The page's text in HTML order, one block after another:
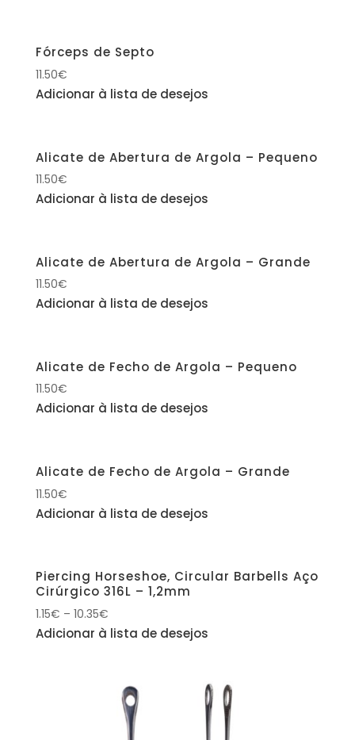
Fórceps de Septo
11.50€
Adicionar à lista de desejos
Alicate de Abertura de Argola – Pequeno
11.50€
Adicionar à lista de desejos
Alicate de Abertura de Argola – Grande
11.50€
Adicionar à lista de desejos
Alicate de Fecho de Argola – Pequeno
11.50€
Adicionar à lista de desejos
Alicate de Fecho de Argola – Grande
11.50€
Adicionar à lista de desejos
Piercing Horseshoe, Circular Barbells Aço
Cirúrgico 316L – 1,2mm
1.15€ – 10.35€
Adicionar à lista de desejos